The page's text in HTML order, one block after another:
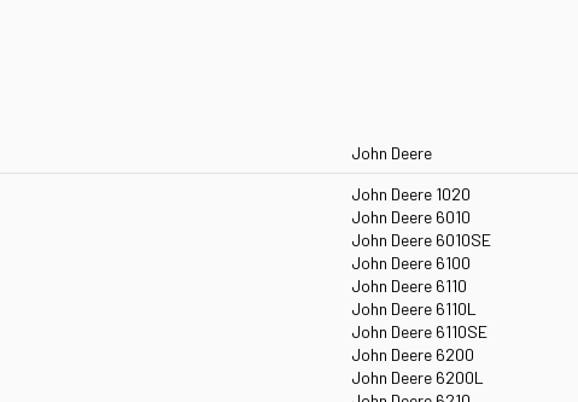
John Deere
John Deere 1020
John Deere 6010
John Deere 6010SE
John Deere 6100
John Deere 6110
John Deere 6110L
John Deere 6110SE
John Deere 6200
John Deere 6200L